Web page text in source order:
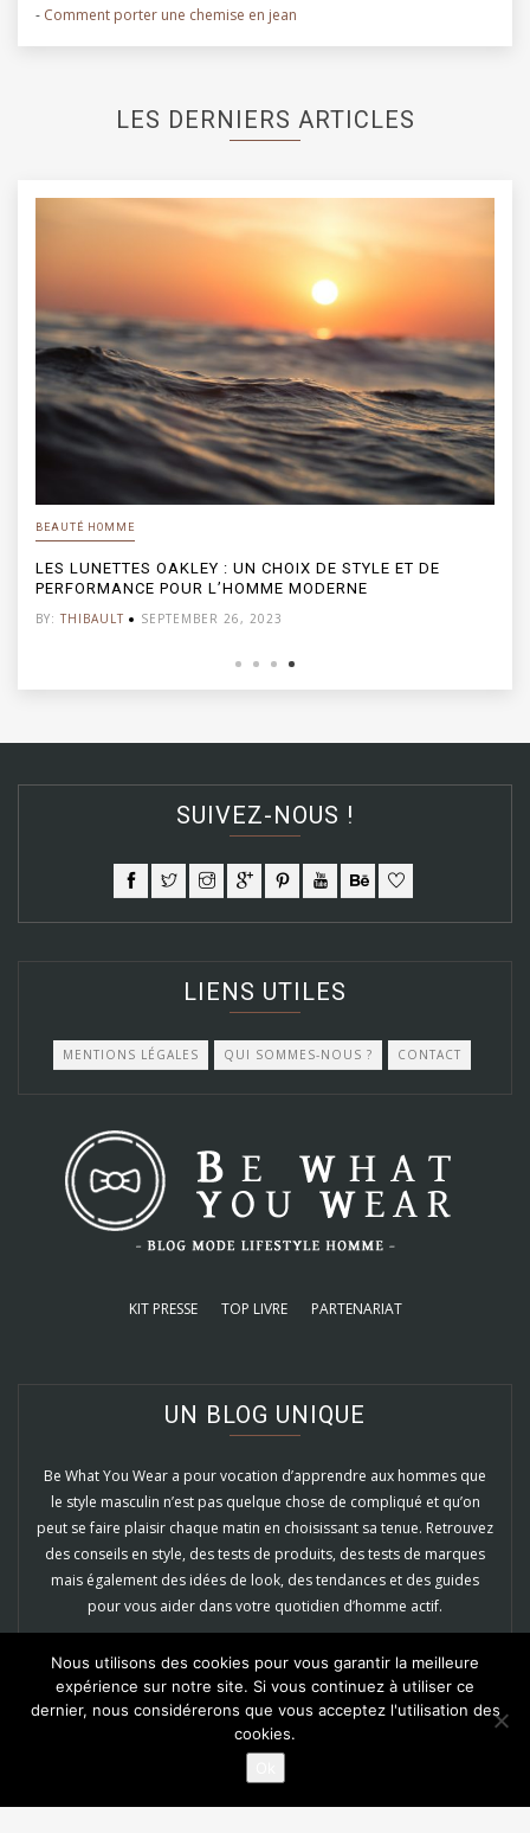
- Comment porter une chemise en jean
LES DERNIERS ARTICLES
BEAUTÉ HOMME
LES LUNETTES OAKLEY : UN CHOIX DE STYLE ET DE
PERFORMANCE POUR L’HOMME MODERNE
BY: THIBAULT SEPTEMBER 26, 2023
SUIVEZ-NOUS !
LIENS UTILES
MENTIONS LÉGALES QUI SOMMES-NOUS ? CONTACT
KIT PRESSE TOP LIVRE PARTENARIAT
UN BLOG UNIQUE
Be What You Wear a pour vocation d’apprendre aux hommes que
le style masculin n’est pas quelque chose de compliqué et qu’on
peut se faire plaisir chaque matin en choisissant sa tenue. Retrouvez
des conseils en style, des tests de produits, des tests de marques
mais également des idées de look, des tendances et des guides
pour vous aider dans votre quotidien d’homme actif.
Be What You Wear- Tous droits réservés
Nous utilisons des cookies pour vous garantir la meilleure
expérience sur notre site. Si vous continuez à utiliser ce
dernier, nous considérerons que vous acceptez l'utilisation des
cookies.